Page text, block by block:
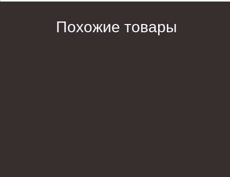
Похожие товары